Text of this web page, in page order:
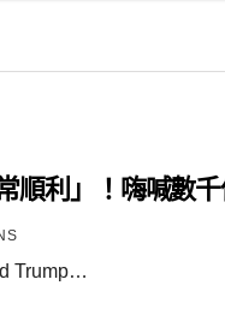
順利」！嗨喊數
Trump…